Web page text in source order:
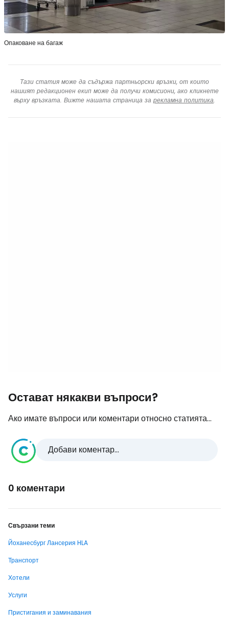
Опаковане на багаж
Тази статия може да съдържа партньорски връзки, от които
нашият редакционен екип може да получи комисиони, ако кликнете
върху връзката. Вижте нашата страница за рекламна политика.
Остават някакви въпроси?
Ако имате въпроси или коментари относно статията...
Добави коментар...
0 коментари
Свързани теми
Йоханесбург Лансерия HLA
Транспорт
Хотели
Услуги
Пристигания и заминавания